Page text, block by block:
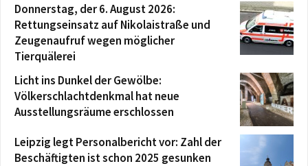
Donnerstag, der 6. August 2026:
Rettungseinsatz auf Nikolaistraße und
Zeugenaufruf wegen möglicher
Tierquälerei
Licht ins Dunkel der Gewölbe:
Völkerschlachtdenkmal hat neue
Ausstellungsräume erschlossen
Leipzig legt Personalbericht vor: Zahl der
Beschäftigten ist schon 2025 gesunken